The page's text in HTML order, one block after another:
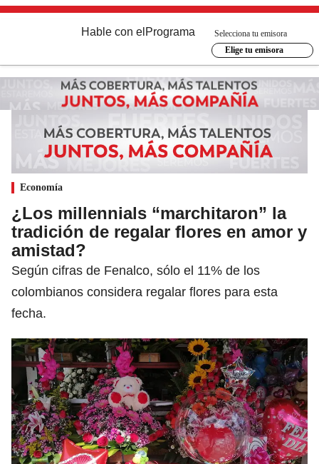
Hable con el Programa
Selecciona tu emisora
Elige tu emisora
Economía
¿Los millennials “marchitaron” la
tradición de regalar flores en amor y
amistad?
Según cifras de Fenalco, sólo el 11% de los
colombianos considera regalar flores para esta
fecha.